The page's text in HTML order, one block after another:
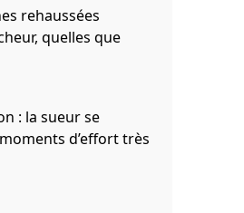
rehaussées
quelles que
: la sueur se
d’effort très